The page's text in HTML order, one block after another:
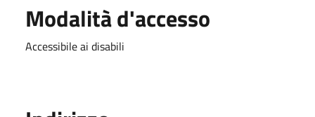
Modalità d'accesso
Accessibile ai disabili